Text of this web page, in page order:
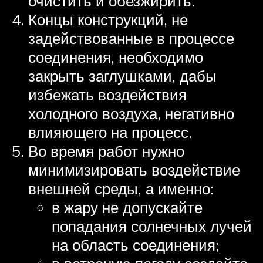
Концы конструкций, не
задействованные в процессе
соединения, необходимо
закрыть заглушками, дабы
избежать воздействия
холодного воздуха, негативно
влияющего на процесс.
Во время работ нужно
минимизировать воздействие
внешней среды, а именно:
в жару не допускайте
попадания солнечных лучей
на область соединения;